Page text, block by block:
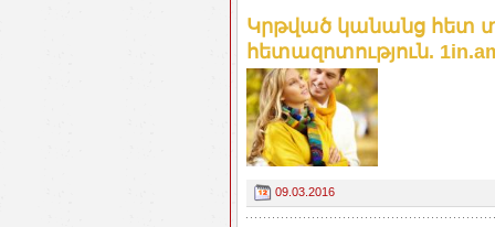
Կրթված կանանց հետ
հետազոտություն.
09.03.2016